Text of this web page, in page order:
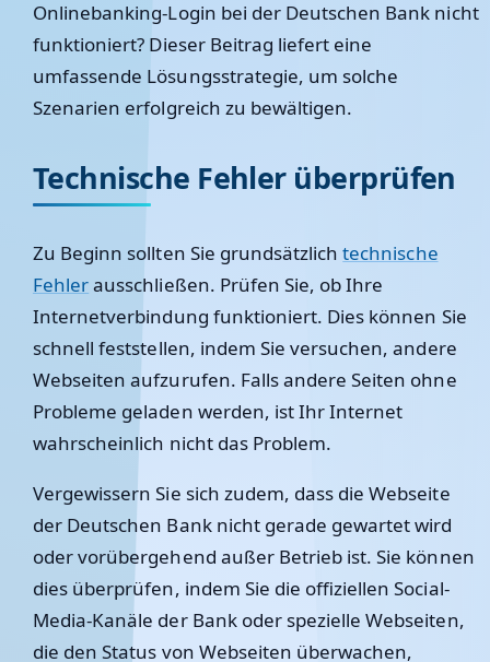
Onlinebanking-Login bei der Deutschen Bank nicht
funktioniert? Dieser Beitrag liefert eine
umfassende Lösungsstrategie, um solche
Szenarien erfolgreich zu bewältigen.
Technische Fehler überprüfen
Zu Beginn sollten Sie grundsätzlichtechnische
Fehlerausschließen. Prüfen Sie, ob Ihre
Internetverbindung funktioniert. Dies können Sie
schnell feststellen, indem Sie versuchen, andere
Webseiten aufzurufen. Falls andere Seiten ohne
Probleme geladen werden, ist Ihr Internet
wahrscheinlich nicht das Problem.
Vergewissern Sie sich zudem, dass die Webseite
der Deutschen Bank nicht gerade gewartet wird
oder vorübergehend außer Betrieb ist. Sie können
dies überprüfen, indem Sie die offiziellen Social-
Media-Kanäle der Bank oder spezielle Webseiten,
die den Status von Webseiten überwachen,